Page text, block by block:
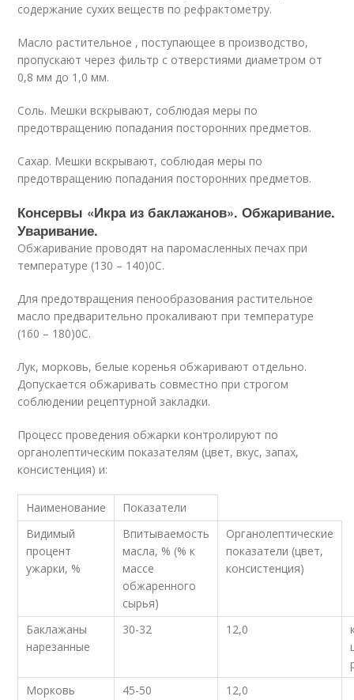
содержание сухих веществ по рефрактометру.
Масло растительное , поступающее в производство,
пропускают через фильтр с отверстиями диаметром от
0,8 мм до 1,0 мм.
Соль. Мешки вскрывают, соблюдая меры по
предотвращению попадания посторонних предметов.
Сахар. Мешки вскрывают, соблюдая меры по
предотвращению попадания посторонних предметов.
Консервы «Икра из баклажанов». Обжаривание.
Уваривание.
Обжаривание проводят на паромасленных печах при
температуре (130 – 140)0С.
Для предотвращения пенообразования растительное
масло предварительно прокаливают при температуре
(160 – 180)0С.
Лук, морковь, белые коренья обжаривают отдельно.
Допускается обжаривать совместно при строгом
соблюдении рецептурной закладки.
Процесс проведения обжарки контролируют по
органолептическим показателям (цвет, вкус, запах,
консистенция) и:
Наименование
Показатели
Видимый
процент
ужарки, %
Впитываемость
масла, % (% к
массе
обжаренного
сырья)
Органолептические
показатели (цвет,
консистенция)
Баклажаны
нарезанные
30-32 12,0
Морковь
45-50 12,0